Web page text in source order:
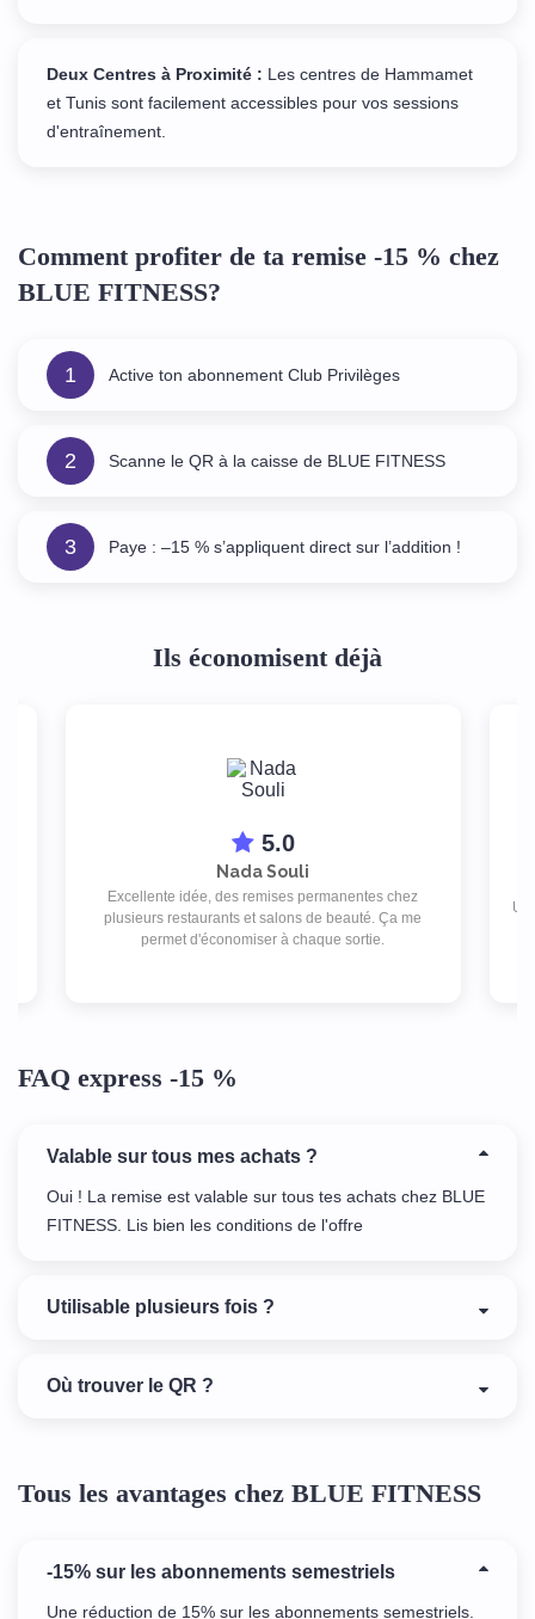
Deux Centres à Proximité : Les centres de Hammamet
et Tunis sont facilement accessibles pour vos sessions
d'entraînement.
Comment profiter de ta remise -15 % chez
BLUE FITNESS?
1 Active ton abonnement Club Privilèges
2 Scanne le QR à la caisse de BLUE FITNESS
3 Paye : –15 % s’appliquent direct sur l’addition !
Ils économisent déjà
5.0
Nada Souli
Excellente idée, des remises permanentes chez
plusieurs restaurants et salons de beauté. Ça me
permet d'économiser à chaque sortie.
FAQ express -15 %
Valable sur tous mes achats ?
Oui ! La remise est valable sur tous tes achats chez BLUE
FITNESS. Lis bien les conditions de l'offre
Utilisable plusieurs fois ?
Où trouver le QR ?
Tous les avantages chez BLUE FITNESS
-15% sur les abonnements semestriels
Une réduction de 15% sur les abonnements semestriels.